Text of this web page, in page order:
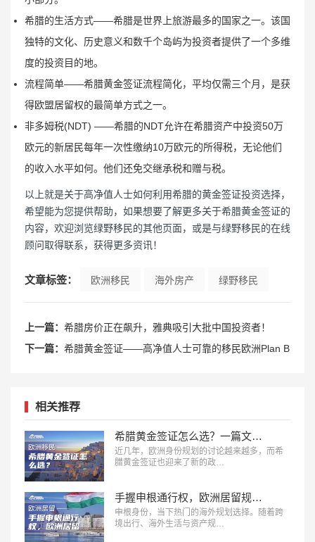
希腊的生活方式——希腊是世界上旅游最多的国家之一。该国
独特的文化、历史意义和数千个岛屿为投资者提供了一个多维
度的投资目的地。
流程简单——希腊黄金签证流程简化，平均仅需三个月，是获
得欧盟居留权的最简单方式之一。
非多姆税(NDT) ——希腊的NDT允许在希腊资产中投资50万
欧元的新居民每年一次性缴纳10万欧元的所得税，无论他们
的收入水平如何。他们还免交继承税和赠与税。
以上就是关于高净值人士如何利用希腊的黄金签证投资选择，
希望能为您提供帮助，如果想要了解更多关于希腊黄金签证的
内容，欢迎浏览绿野移民的其他页面，或是与绿野移民的在线
顾问取得联系，获得更多资讯！
文章标签： 欧洲移民 海外房产 绿野移民
上一篇： 希腊房价正在飙升，雅典吸引大批中国投资者！
下一篇： 希腊黄金签证——高净值人士可靠的移民欧洲Plan B
相关推荐
希腊黄金签证怎么选？一篇文章看懂三档投资门槛！
近几年，欧洲身份规划的讨论越来越多，而希
腊黄金签证也迎来了新的政…
手握申根通行权，欧洲居留规划该如何选择？
申根身份，当下热门的海外规划选择。随着跨
境出行、海外生活与资产规…